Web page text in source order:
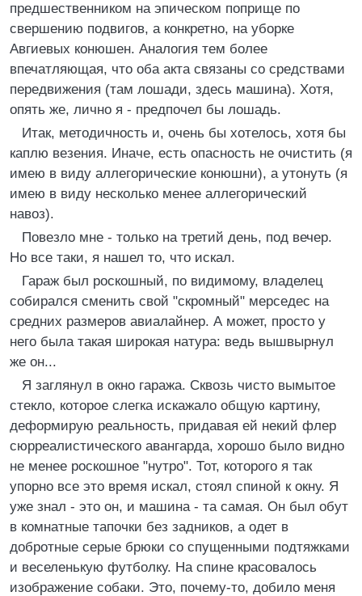
предшественником на эпическом поприще по
свершению подвигов, а конкретно, на уборке
Авгиевых конюшен. Аналогия тем более
впечатляющая, что оба акта связаны со средствами
передвижения (там лошади, здесь машина). Хотя,
опять же, лично я - предпочел бы лошадь.
Итак, методичность и, очень бы хотелось, хотя бы
каплю везения. Иначе, есть опасность не очистить (я
имею в виду аллегорические конюшни), а утонуть (я
имею в виду несколько менее аллегорический
навоз).
Повезло мне - только на третий день, под вечер.
Но все таки, я нашел то, что искал.
Гараж был роскошный, по видимому, владелец
собирался сменить свой "скромный" мерседес на
средних размеров авиалайнер. А может, просто у
него была такая широкая натура: ведь вышвырнул
же он...
Я заглянул в окно гаража. Сквозь чисто вымытое
стекло, которое слегка искажало общую картину,
деформирую реальность, придавая ей некий флер
сюрреалистического авангарда, хорошо было видно
не менее роскошное "нутро". Тот, которого я так
упорно все это время искал, стоял спиной к окну. Я
уже знал - это он, и машина - та самая. Он был обут
в комнатные тапочки без задников, а одет в
добротные серые брюки со спущенными подтяжками
и веселенькую футболку. На спине красовалось
изображение собаки. Это, почему-то, добило меня